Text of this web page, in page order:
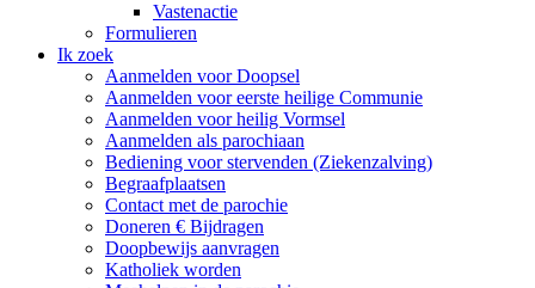
Vastenactie
Formulieren
Ik zoek
Aanmelden voor Doopsel
Aanmelden voor eerste heilige Communie
Aanmelden voor heilig Vormsel
Aanmelden als parochiaan
Bediening voor stervenden (Ziekenzalving)
Begraafplaatsen
Contact met de parochie
Doneren € Bijdragen
Doopbewijs aanvragen
Katholiek worden